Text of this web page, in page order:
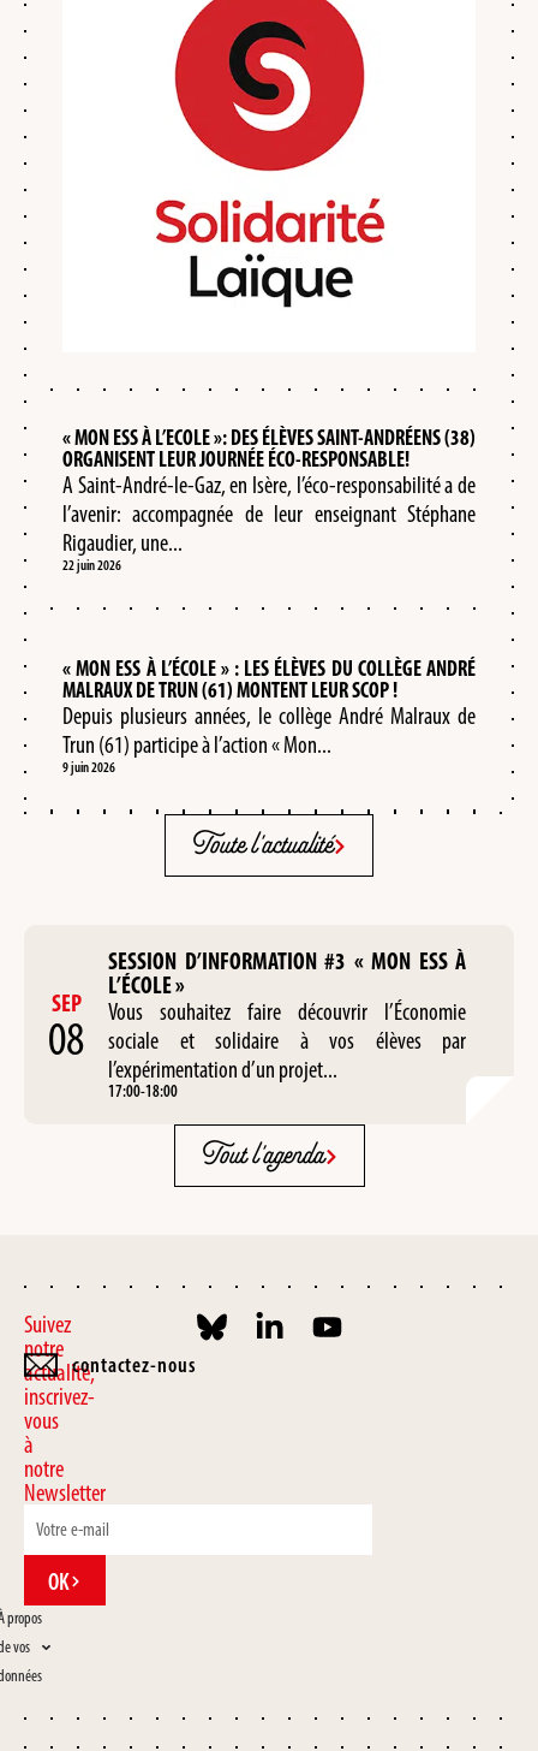
« MON ESS À L’ECOLE »: DES ÉLÈVES SAINT-ANDRÉENS (38)
ORGANISENT LEUR JOURNÉE ÉCO-RESPONSABLE!
A Saint-André-le-Gaz, en Isère, l’éco-responsabilité a de
l’avenir: accompagnée de leur enseignant Stéphane
Rigaudier, une...
22 juin 2026
« MON ESS À L’ÉCOLE » : LES ÉLÈVES DU COLLÈGE ANDRÉ
MALRAUX DE TRUN (61) MONTENT LEUR SCOP !
Depuis plusieurs années, le collège André Malraux de
Trun (61) participe à l’action « Mon...
9 juin 2026
Toute l'actualité
SEP
08
SESSION D’INFORMATION #3 « MON ESS À
L’ÉCOLE »
Vous souhaitez faire découvrir l’Économie
sociale et solidaire à vos élèves par
l’expérimentation d’un projet...
17:00-18:00
Tout l'agenda
Suivez
notre
actualité,
inscrivez-
vous
à
notre
Newsletter
OK
propos
vos
contactez-nous